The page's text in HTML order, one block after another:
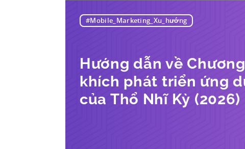
#Mobile_Marketing_Xu_hướng
Hướng dẫn về
khích phát triển ứng
của Thổ Nhĩ Kỳ (2026)